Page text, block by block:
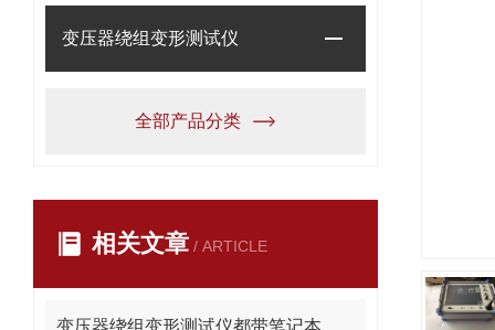
变压器绕组变形测试仪
全部产品分类
相关文章 / ARTICLE
变压器绕组变形测试仪都带笔记本电脑吗？